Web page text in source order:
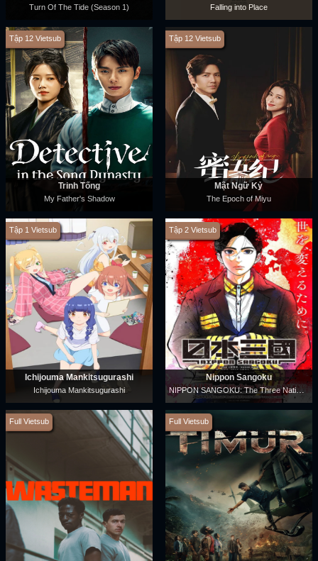
Turn Of The Tide (Season 1) Falling into Place
Tập 12 Vietsub
Trinh Tống
My Father's Shadow
Tập 12 Vietsub
Mật Ngữ Kỷ
The Epoch of Miyu
Tập 1 Vietsub
Ichijouma Mankitsugurashi
Ichijouma Mankitsugurashi
Tập 2 Vietsub
Nippon Sangoku
NIPPON SANGOKU: The Three Nations of the Crimson Sun
Full Vietsub Full Vietsub